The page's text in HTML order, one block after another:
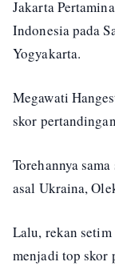
Jakarta
Indonesia pada
Yogyakarta.
Megawati
skor
Torehannya
asal Ukraina,
Lalu, rekan
menjadi top skor